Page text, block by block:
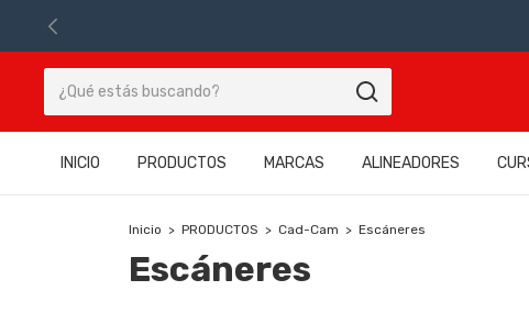
INICIO PRODUCTOS MARCAS ALINEADORES
Inicio > PRODUCTOS > Cad-Cam > Escáneres
Escáneres